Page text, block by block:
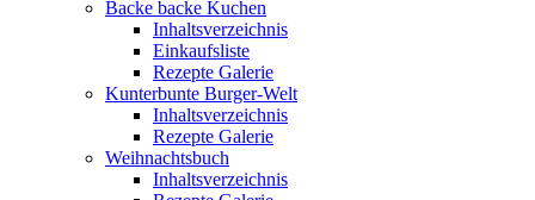
Backe backe Kuchen
Inhaltsverzeichnis
Einkaufsliste
Rezepte Galerie
Kunterbunte Burger-Welt
Inhaltsverzeichnis
Rezepte Galerie
Weihnachtsbuch
Inhaltsverzeichnis